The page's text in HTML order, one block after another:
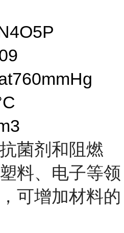
菌剂和阻燃
料、电子等领
可增加材料的